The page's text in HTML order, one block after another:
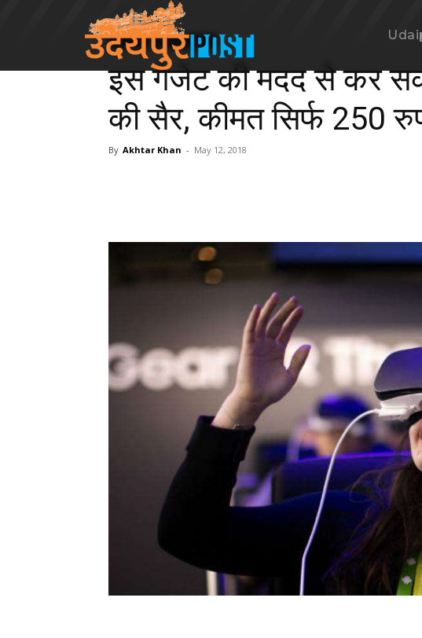
LifeStyle Entertainment
इस गैजेट की मदद से कर
की सैर, कीमत सिर्फ 250
By Akhtar Khan - May 12, 2018